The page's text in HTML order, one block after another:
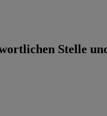
Stelle